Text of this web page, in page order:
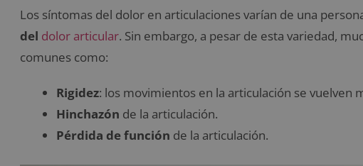
Los síntomas del dolor en articulaciones varían de una
del dolor articular. Sin embargo, a pesar de esta variedad,
comunes como:
Rigidez: los movimientos en la articulación se vuelven
Hinchazón de la articulación.
Pérdida de función de la articulación.